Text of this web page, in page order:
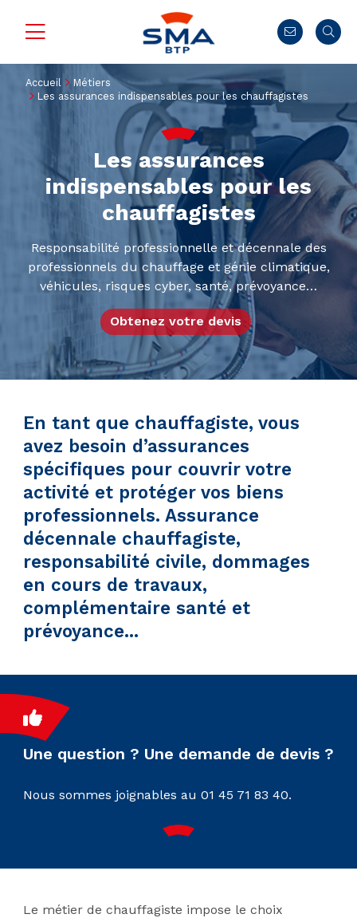
Accueil
Métiers
Les assurances indispensables pour les chauffagistes
Les assurances
indispensables pour les
chauffagistes
Responsabilité professionnelle et décennale des
professionnels du chauffage et génie climatique,
véhicules, risques cyber, santé, prévoyance…
Obtenez votre devis
En tant que chauffagiste, vous
avez besoin d’assurances
spécifiques pour couvrir votre
activité et protéger vos biens
professionnels. Assurance
décennale chauffagiste,
responsabilité civile, dommages
en cours de travaux,
complémentaire santé et
prévoyance...
Une question ? Une demande de devis ?
Nous sommes joignables au 01 45 71 83 40.
Le métier de chauffagiste impose le choix